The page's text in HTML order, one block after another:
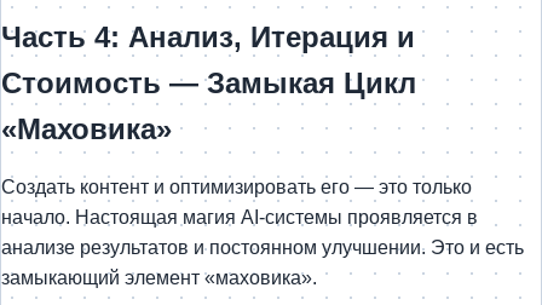
Часть 4: Анализ, Итерация и
Стоимость — Замыкая Цикл
«Маховика»
Создать контент и оптимизировать его — это только
начало. Настоящая магия AI-системы проявляется в
анализе результатов и постоянном улучшении. Это и есть
замыкающий элемент «маховика».